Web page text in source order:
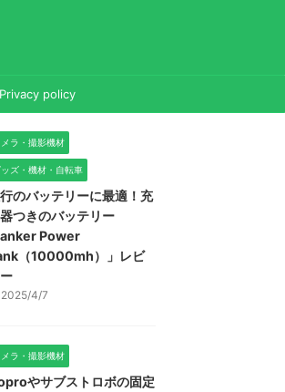
Privacy policy
メラ・撮影機材
ッズ・機材・自転車
のバッテリーに最適！充
つきのバッテリー
anker Power
（10000mh）」レビ
2025/4/7
メラ・撮影機材
やサブストロボの固定